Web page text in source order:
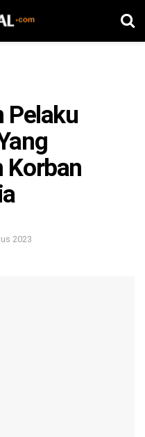
Pelaku
Korban
2023